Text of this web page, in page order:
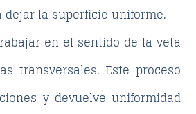
dejar la superficie uniforme.
en el sentido de la veta
transversales. Este proceso
y devuelve uniformidad